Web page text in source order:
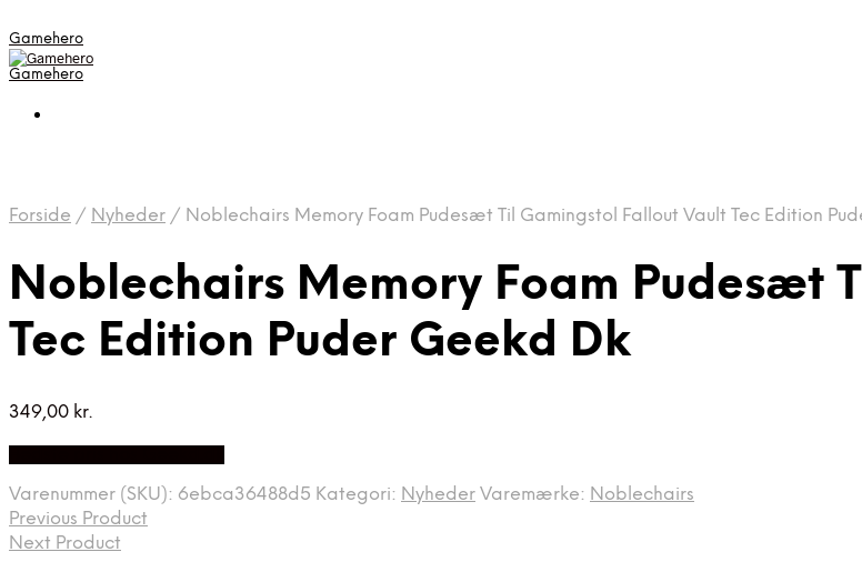
Gamehero
Gamehero
Forside / Nyheder / Noblechairs Memory Foam Pudesæt Til Gamingstol Fallout Vault Tec Edition
Noblechairs Memory Foam Pudesæt
Tec Edition Puder Geekd Dk
349,00 kr.
Varenummer (SKU): 6ebca36488d5 Kategori: Nyheder Varemærke: Noblechairs
Previous Product
Next Product